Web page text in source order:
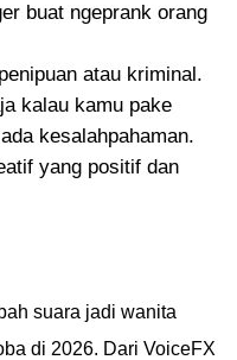
buat ngeprank orang
atau kriminal.
kalau kamu pake
kesalahpahaman.
yang positif dan
suara jadi wanita
di 2026. Dari VoiceFX